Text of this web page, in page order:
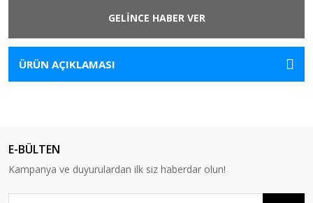
GELİNCE HABER VER
ÜRÜN AÇIKLAMASI
E-BÜLTEN
Kampanya ve duyurulardan ilk siz haberdar olun!